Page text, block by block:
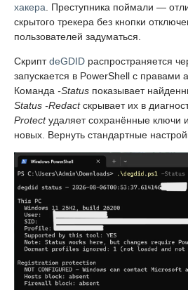
хакера . Преступника поймали —
скрытого трекера без кнопки
пользователей задуматься.
СкриптdeGDID распространяется
запускается в PowerShell с правами
Команда -Status показывает
Status -Redactскрывает их в
Protectудаляет сохранённые ключи
новых. Вернуть стандартные